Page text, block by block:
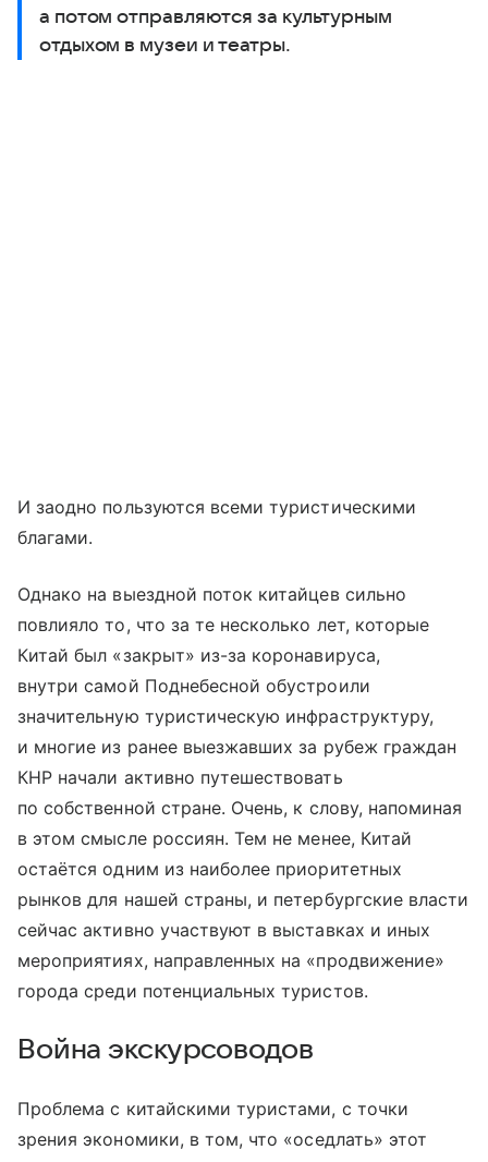
а потом отправляются за культурным
отдыхом в музеи и театры.
И заодно пользуются всеми туристическими
благами.
Однако на выездной поток китайцев сильно
повлияло то, что за те несколько лет, которые
Китай был «закрыт» из-за коронавируса,
внутри самой Поднебесной обустроили
значительную туристическую инфраструктуру,
и многие из ранее выезжавших за рубеж граждан
КНР начали активно путешествовать
по собственной стране. Очень, к слову, напоминая
в этом смысле россиян. Тем не менее, Китай
остаётся одним из наиболее приоритетных
рынков для нашей страны, и петербургские власти
сейчас активно участвуют в выставках и иных
мероприятиях, направленных на «продвижение»
города среди потенциальных туристов.
Война экскурсоводов
Проблема с китайскими туристами, с точки
зрения экономики, в том, что «оседлать» этот